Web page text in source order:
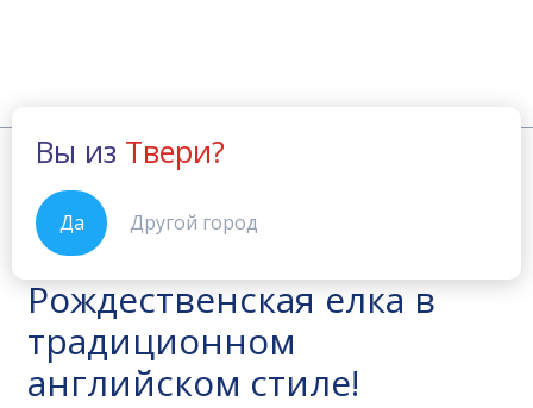
Вы из Твери?
Да Другой город
Главная Новости
02.12.2013
Единственная в городе
Рождественская елка в
традиционном
английском стиле!